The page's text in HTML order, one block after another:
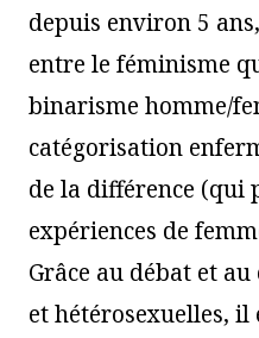
depuis environ 5
entre le féminisme
binarisme homme/
catégorisation
de la différence (qui
expériences de
Grâce au débat et
et hétérosexuelles, il